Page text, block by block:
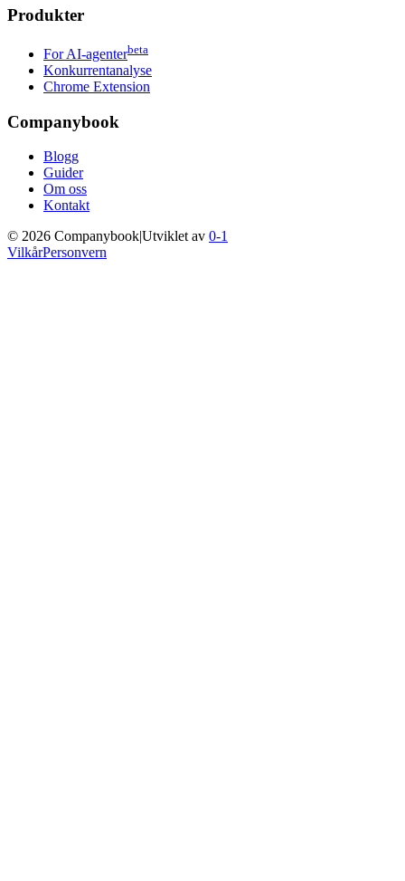
Produkter
For AI-agenterbeta
Konkurrentanalyse
Chrome Extension
Companybook
Blogg
Guider
Om oss
Kontakt
© 2026 CompanybookUtviklet av 0-1
VilkårPersonvern